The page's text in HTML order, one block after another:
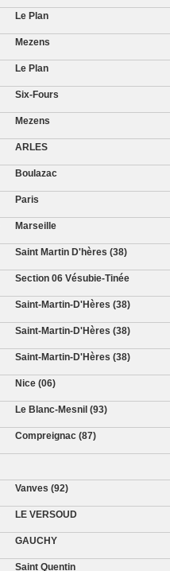
Le Plan
Mezens
Le Plan
Six-Fours
Mezens
ARLES
Boulazac
Paris
Marseille
Saint Martin D'hères (38)
Section 06 Vésubie-Tinée
Saint-Martin-D'Hères (38)
Saint-Martin-D'Hères (38)
Saint-Martin-D'Hères (38)
Nice (06)
Le Blanc-Mesnil (93)
Compreignac (87)
Vanves (92)
LE VERSOUD
GAUCHY
Saint Quentin